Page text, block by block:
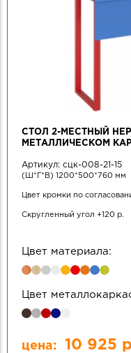
СТОЛ 2-МЕСТНЫЙ
МЕТАЛЛИЧЕСКОМ
Артикул: сцк-008-21-15
(Ш*Г*В) 1200*500*760 мм
Цвет кромки по
Скругленный угол +120 р.
Цвет материала:
Цвет
цена: 10 925